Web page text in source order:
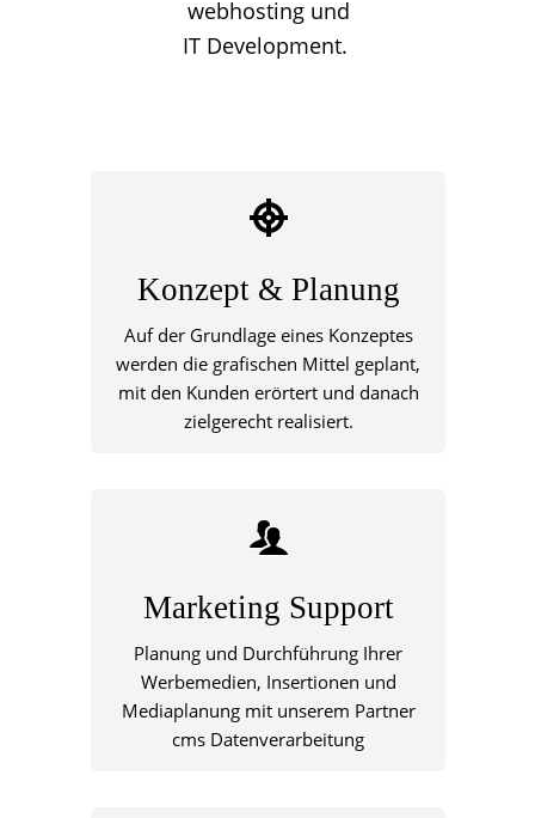
webhosting und
IT Development.
Konzept & Planung
Auf der Grundlage eines Konzeptes
werden die grafischen Mittel geplant,
mit den Kunden erörtert und danach
zielgerecht realisiert.
Marketing Support
Planung und Durchführung Ihrer
Werbemedien, Insertionen und
Mediaplanung mit unserem Partner
cms Datenverarbeitung